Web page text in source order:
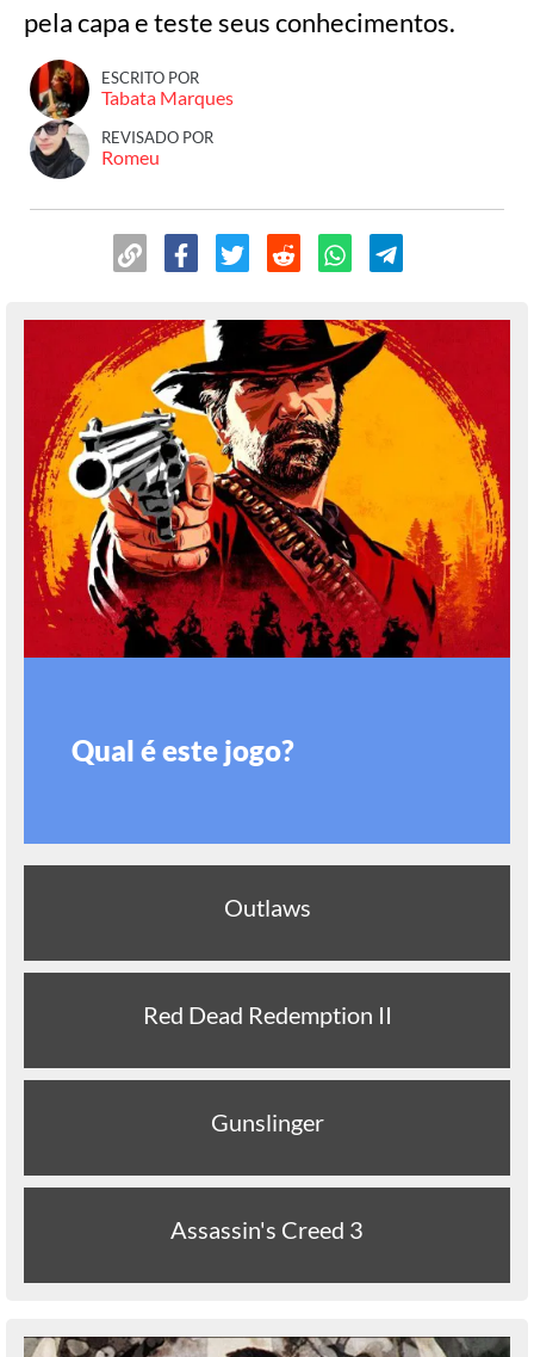
pela capa e teste seus conhecimentos.
ESCRITO POR
Tabata Marques
REVISADO POR
Romeu
Qual é este jogo?
Outlaws
Red Dead Redemption II
Gunslinger
Assassin's Creed 3